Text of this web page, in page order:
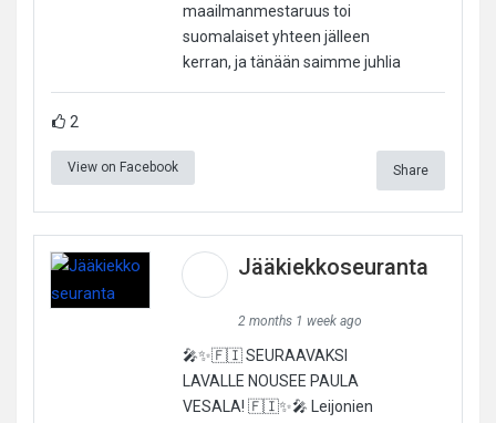
maailmanmestaruus toi
suomalaiset yhteen jälleen
kerran, ja tänään saimme juhlia
2
View on Facebook Share
Jääkiekkoseuranta
2 months 1 week ago
🎤✨🇫🇮 SEURAAVAKSI
LAVALLE NOUSEE PAULA
VESALA! 🇫🇮✨🎤 Leijonien